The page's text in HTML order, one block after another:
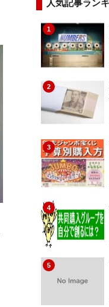
人気記事ラン
1
2
3
4
5